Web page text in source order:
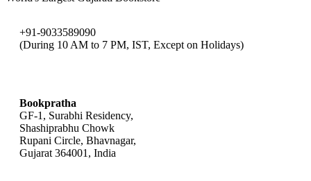
+91-9033589090
(During 10 AM to 7 PM, IST, Except on Holidays)
Bookpratha
GF-1, Surabhi Residency,
Shashiprabhu Chowk
Rupani Circle, Bhavnagar,
Gujarat 364001, India